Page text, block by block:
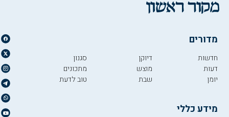
מדורים
חדשות
דעות
יומן
דיוקן
מוצש
שבת
סגנון
מתכונים
טוב לדעת
מידע כללי